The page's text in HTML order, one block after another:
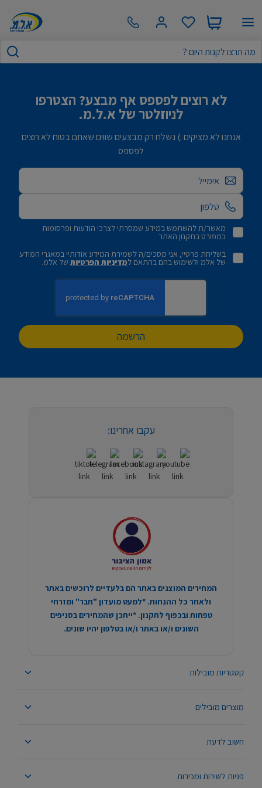
לא רוצים לפספס אף מבצע? הצטרפו
לניוזלטר של א.ל.מ.
אנחנו לא מציקים :) נשלח רק מבצעים שווים שאתם בטוח לא רוצים
לפספס
אימייל
מאשר/ת להשתמש במידע שמסרתי לצרכי הודעות ופרסומות
כמפורט בתקנון האתר
בשליחת פרטיי, אני מסכים/ה לשמירת המידע אודותיי במאגרי המידע
של אלמ ולשימוש בהם בהתאם למדיניות הפרטיותשל אלמ.
הרשמה
קטגוריות מובילות
מוצרים מובילים
חשוב לדעת
פניות לשירות ומכירות
עקבו אחרינו:
המחירים המוצגים באתר הם בלעדיים לרוכשים באתר
ולאחר כל ההנחות. *למעט מועדון "חבר" ומזרחי
טפחות ובכפוף לתקנון. *ייתכן שהמחירים בסניפים
השונים ו/או באתר ו/או בטלפון יהיו שונים.